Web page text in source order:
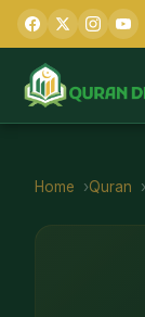
Home Quran